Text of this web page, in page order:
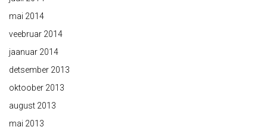
mai 2014
veebruar 2014
jaanuar 2014
detsember 2013
oktoober 2013
august 2013
mai 2013